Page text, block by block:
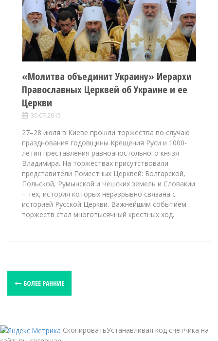
«Молитва объединит Украину» Иерархи
Православных Церквей об Украине и ее
Церкви
30.07.2015
27–28 июля в Киеве прошли торжества по случаю
празднования годовщины Крещения Руси и 1000-
летия преставления равноапостольного князя
Владимира. На торжествах присутствовали
представители Поместных Церквей: Болгарской,
Польской, Румынской и Чешских земель и Словакии
– тех, история которых неразрывно связана с
историей Русской Церкви. Важнейшим событием
торжеств стал многотысячный крестных ход.
o
t
БОЛЕЕ РАННИЕ
СкопироватьУстанавливая код счётчика на